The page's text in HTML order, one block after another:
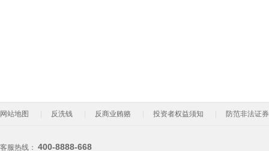
网站地图 反洗钱 反商业贿赂 投资者权益须知 防范非法证
客服热线： 400-8888-668